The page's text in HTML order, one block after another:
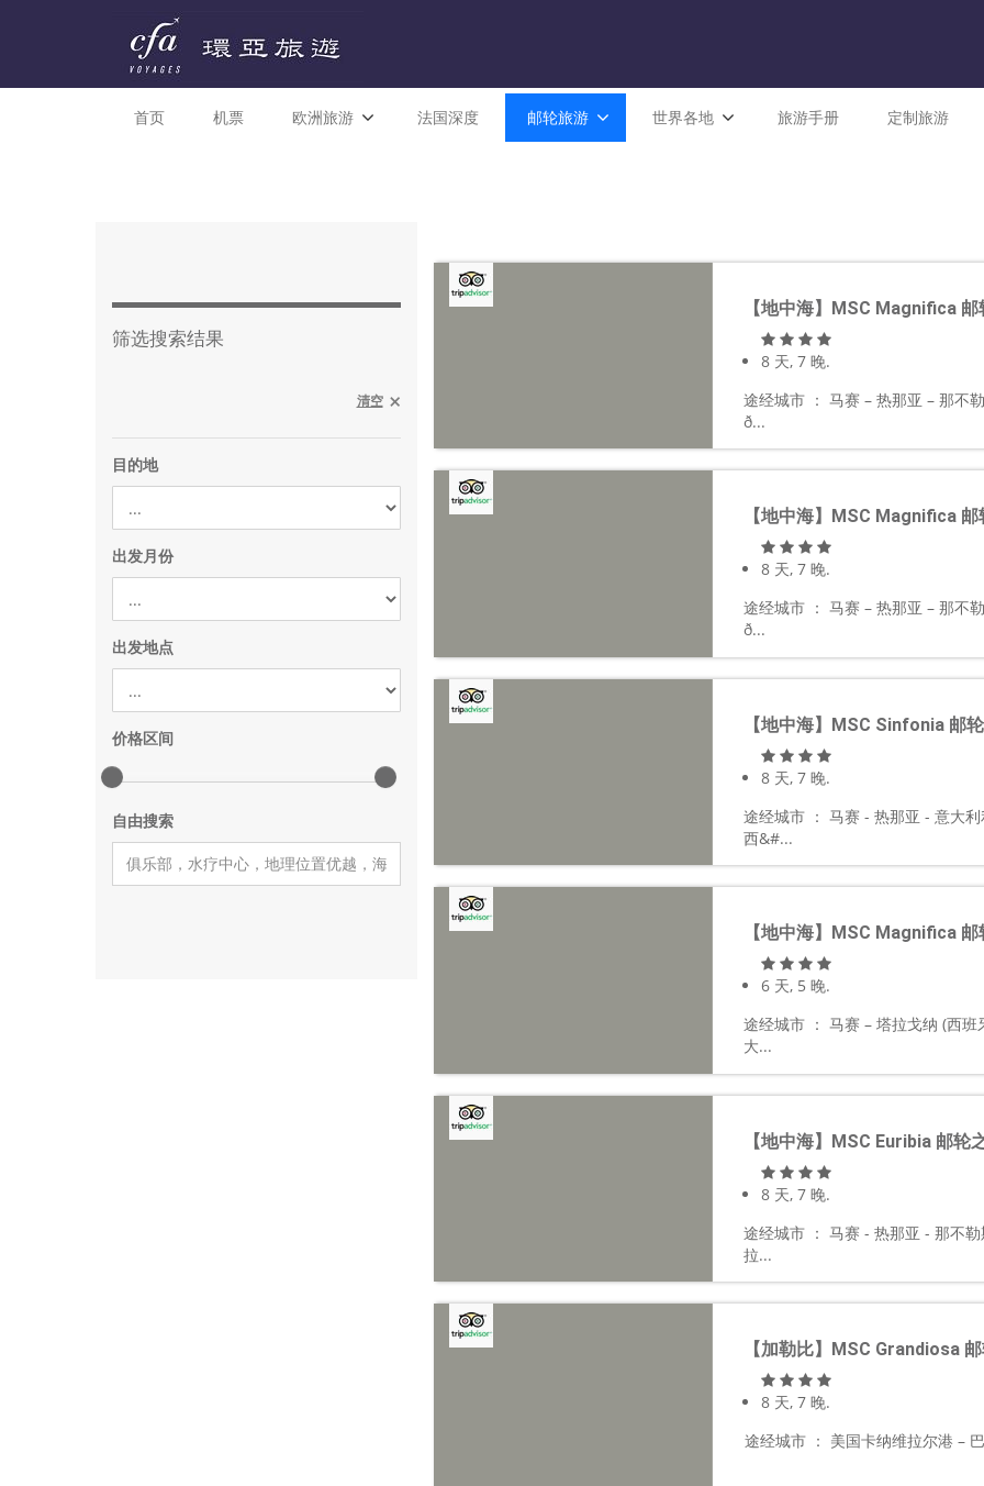
首页 机票 欧洲旅游 法国深度 邮轮旅游 世界各地 旅游手册 定制旅游
筛选搜索结果
清空
目的地
出发月份
出发地点
价格区间
自由搜索
【地中海】MSC Magnifica
8 天, 7 晚.
途经城市 ： 马赛 – 热那亚 – 那不
ð...
【地中海】MSC Magnifica
8 天, 7 晚.
途经城市 ： 马赛 – 热那亚 – 那不
ð...
【地中海】MSC Sinfonia 邮
8 天, 7 晚.
途经城市 ： 马赛 - 热那亚 - 意大
西&#...
【地中海】MSC Magnifica
6 天, 5 晚.
途经城市 ： 马赛 – 塔拉戈纳 (西班
大...
【地中海】MSC Euribia 邮轮
8 天, 7 晚.
途经城市 ： 马赛 - 热那亚 - 那不
拉...
【加勒比】MSC Grandiosa
8 天, 7 晚.
途经城市 ： 美国卡纳维拉尔港 –